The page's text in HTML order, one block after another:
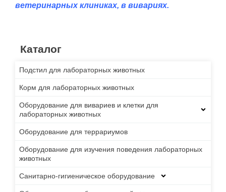
Каталог
Подстил для лабораторных животных
Корм для лабораторных животных
Оборудование для вивариев и клетки для
лабораторных животных
Оборудование для террариумов
Оборудование для изучения поведения лабораторных
животных
Санитарно-гигиеническое оборудование
ветеринарных клиниках, в вивариях.